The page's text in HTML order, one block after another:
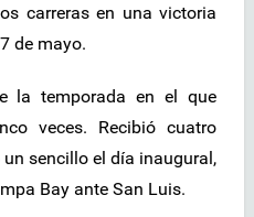
carreras en una victoria
de mayo.
la temporada en el que
veces. Recibió cuatro
sencillo el día inaugural,
Bay ante San Luis.